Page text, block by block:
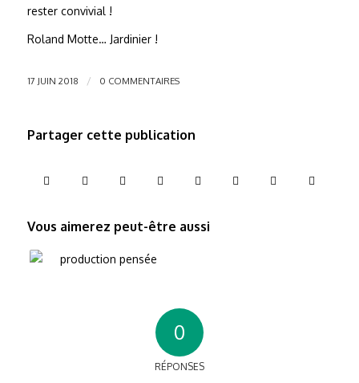
rester convivial !
Roland Motte… Jardinier !
17 JUIN 2018 / 0 COMMENTAIRES
Partager cette publication
Vous aimerez peut-être aussi
0
RÉPONSES